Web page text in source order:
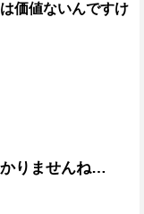
価値ないんですけ
りませんね…